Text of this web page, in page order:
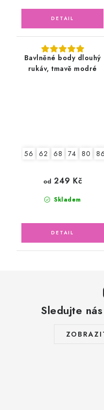
Bavlněné body dlouhý
rukáv, tmavě modré
56 62 68 74 80 86
Skladem
od 249 Kč
Sledujte